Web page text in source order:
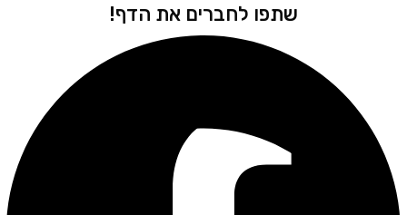
שתפו לחברים את הדף!